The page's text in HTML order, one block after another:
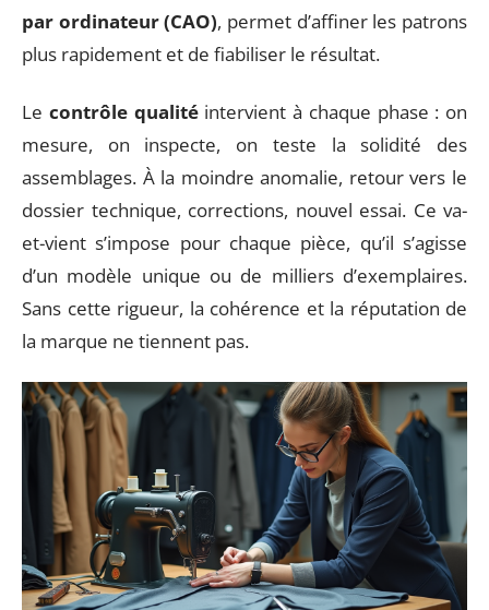
par ordinateur (CAO), permet d’affiner les patrons
plus rapidement et de fiabiliser le résultat.
Le contrôle qualitéintervient à chaque phase : on
mesure, on inspecte, on teste la solidité des
assemblages. À la moindre anomalie, retour vers le
dossier technique, corrections, nouvel essai. Ce va-
et-vient s’impose pour chaque pièce, qu’il s’agisse
d’un modèle unique ou de milliers d’exemplaires.
Sans cette rigueur, la cohérence et la réputation de
la marque ne tiennent pas.